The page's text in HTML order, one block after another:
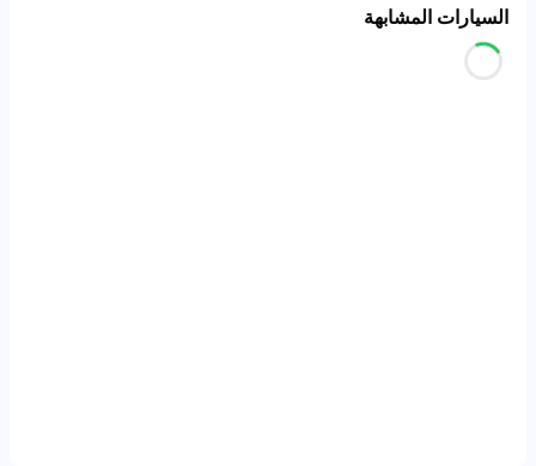
السيارات المشابهة